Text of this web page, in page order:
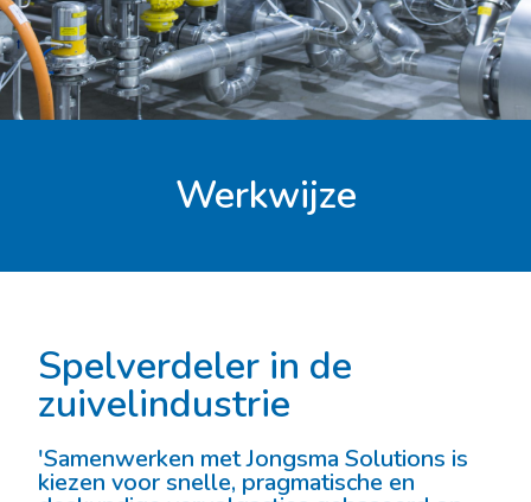
Werkwijze
Spelverdeler in de
zuivelindustrie
'Samenwerken met Jongsma Solutions is
kiezen voor snelle, pragmatische en